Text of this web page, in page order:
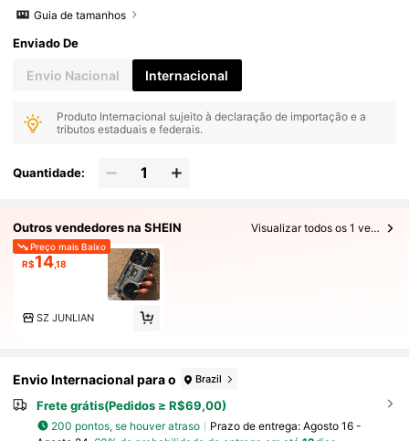
Guia de tamanhos
Enviado De
Envio Nacional Internacional
Produto Internacional sujeito à declaração de importação e a
tributos estaduais e federais.
Quantidade:
Outros vendedores na SHEIN Visualizar todos os 1 vendedores
Preço mais Baixo
R$14,18
SZ JUNLIAN
Envio Internacional para o Brazil
Frete grátis(Pedidos ≥ R$69,00)
200 pontos, se houver atraso Prazo de entrega: Agosto 16 -